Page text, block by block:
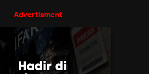
Advertisment